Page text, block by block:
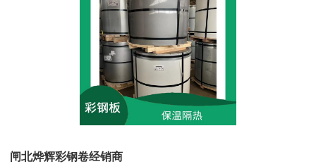
闸北烨辉彩钢卷经销商